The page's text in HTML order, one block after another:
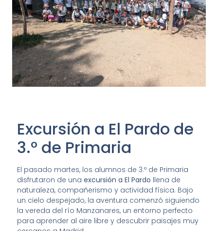
Excursión a El Pardo de
3.º de Primaria
El pasado martes, los alumnos de 3.º de Primaria
disfrutaron de una excursión a El Pardo llena de
naturaleza, compañerismo y actividad física. Bajo
un cielo despejado, la aventura comenzó siguiendo
la vereda del río Manzanares, un entorno perfecto
para aprender al aire libre y descubrir paisajes muy